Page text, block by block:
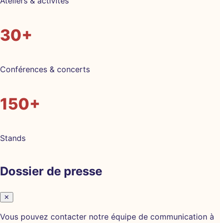
30+
Conférences & concerts
150+
Stands
Dossier de presse
✕
Vous pouvez contacter notre équipe de communication à